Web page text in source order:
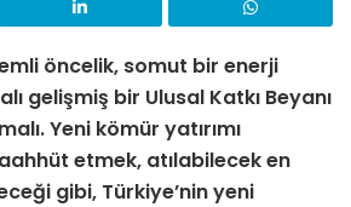
öncelik, somut bir enerji
gelişmiş bir Ulusal Katkı Beyanı
Yeni kömür yatırımı
etmek, atılabilecek en
gibi, Türkiye’nin yeni